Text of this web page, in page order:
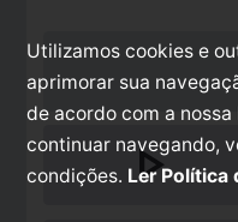
play_arrow
Utilizamos cookies e
aprimorar sua
de acordo com a
continuar navegando,
condições. Ler Política